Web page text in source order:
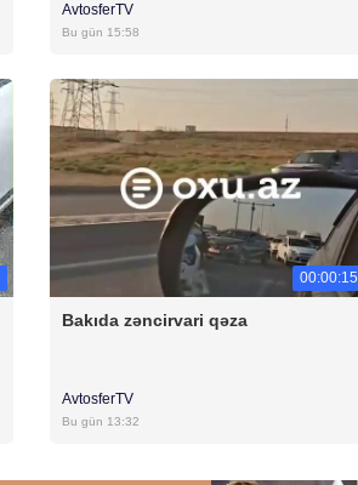
AvtosferTV
Bu gün 15:58
00:00:15
Bakıda zəncirvari qəza
AvtosferTV
Bu gün 13:32